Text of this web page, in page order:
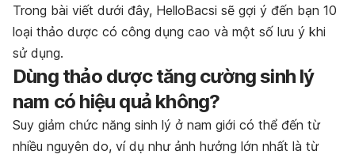
Trong bài viết dưới đây, HelloBacsi sẽ gợi ý đến bạn 10
loại thảo dược có công dụng cao và một số lưu ý khi
sử dụng.
Dùng thảo dược tăng cường sinh lý
nam có hiệu quả không?
Suy giảm chức năng sinh lý ở nam giới có thể đến từ
nhiều nguyên do, ví dụ như ảnh hưởng lớn nhất là từ